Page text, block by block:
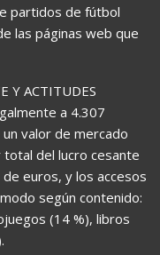
partidos de fútbol
las páginas web que
Y ACTITUDES
a 4.307
valor de mercado
del lucro cesante
euros, y los accesos
según contenido:
(14 %), libros